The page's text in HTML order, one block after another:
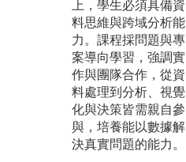
上，學生必須具備資
料思維與跨域分析能
力。課程採問題與專
案導向學習，強調實
作與團隊合作，從資
料處理到分析、視覺
化與決策皆需親自參
與，培養能以數據解
決真實問題的能力。